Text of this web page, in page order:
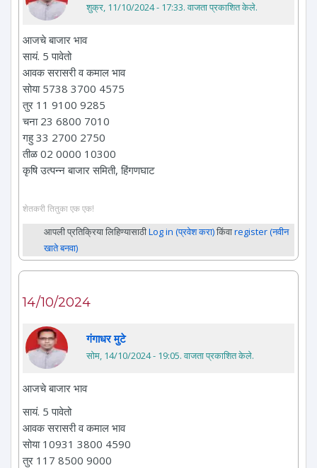
शुक्र, 11/10/2024 - 17:33. वाजता प्रकाशित केले.
आजचे बाजार भाव
सायं. 5 पावेतो
आवक सरासरी व कमाल भाव
सोया 5738 3700 4575
तुर 11 9100 9285
चना 23 6800 7010
गहु 33 2700 2750
तीळ 02 0000 10300
कृषि उत्पन्न बाजार समिती, हिंगणघाट
शेतकरी तितुका एक एक!
आपली प्रतिक्रिया लिहिण्यासाठीLog in (प्रवेश करा)किंवाregister (नवीन
खाते बनवा)
14/10/2024
गंगाधर मुटे
सोम, 14/10/2024 - 19:05. वाजता प्रकाशित केले.
आजचे बाजार भाव
सायं. 5 पावेतो
आवक सरासरी व कमाल भाव
सोया 10931 3800 4590
तुर 117 8500 9000